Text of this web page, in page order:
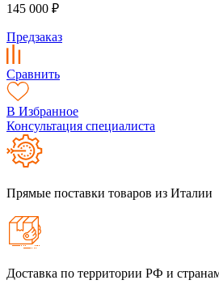
145 000 ₽
Предзаказ
Сравнить
В Избранное
Консультация специалиста
Прямые поставки товаров из Италии
Доставка по территории РФ и